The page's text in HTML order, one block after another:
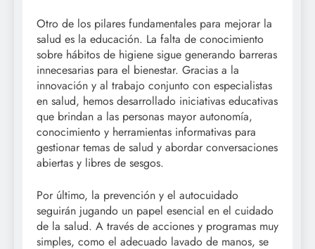
Otro de los pilares fundamentales para mejorar la
salud es la educación. La falta de conocimiento
sobre hábitos de higiene sigue generando barreras
innecesarias para el bienestar. Gracias a la
innovación y al trabajo conjunto con especialistas
en salud, hemos desarrollado iniciativas educativas
que brindan a las personas mayor autonomía,
conocimiento y herramientas informativas para
gestionar temas de salud y abordar conversaciones
abiertas y libres de sesgos.
Por último, la prevención y el autocuidado
seguirán jugando un papel esencial en el cuidado
de la salud. A través de acciones y programas muy
simples, como el adecuado lavado de manos, se